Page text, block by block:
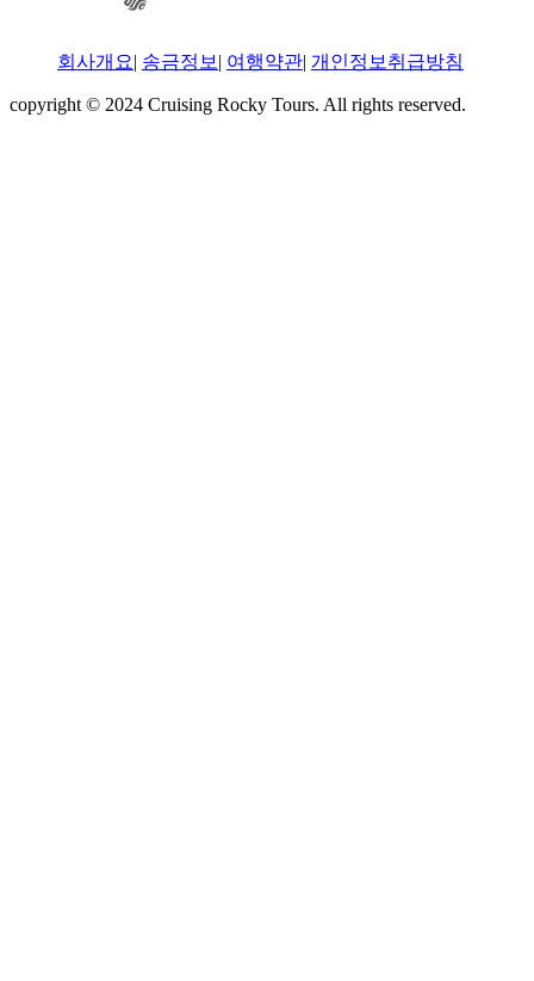
회사개요 송금정보 여행약관 개인정보취급방침
copyright © 2024 Cruising Rocky Tours. All rights reserved.